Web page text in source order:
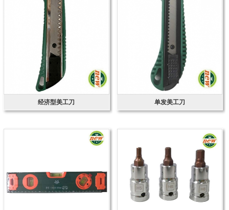
经济型美工刀 单发美工刀